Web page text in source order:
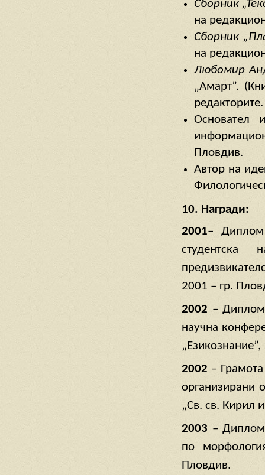
Сборник
на
Сборник
на
Любомир
„Амарт”.
редакторите.
Основател
Пловдив.
Автор на
10. Награди:
2001– Диплом
2001 – гр.
2002 – Диплом
научна
2002 –
организирани
„Св. св. Кирил
2003 – Диплом
по
Пловдив.